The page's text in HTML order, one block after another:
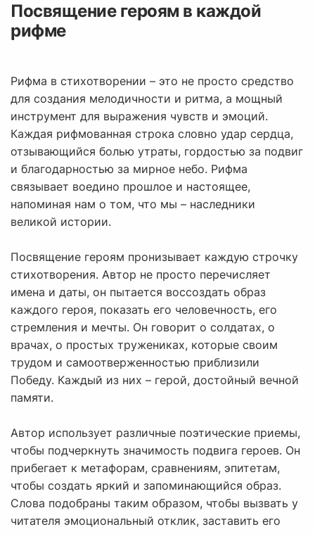
Посвящение героям в каждой
рифме
Рифма в стихотворении – это не просто средство
для создания мелодичности и ритма, а мощный
инструмент для выражения чувств и эмоций.
Каждая рифмованная строка словно удар сердца,
отзывающийся болью утраты, гордостью за подвиг
и благодарностью за мирное небо. Рифма
связывает воедино прошлое и настоящее,
напоминая нам о том, что мы – наследники
великой истории.
Посвящение героям пронизывает каждую строчку
стихотворения. Автор не просто перечисляет
имена и даты, он пытается воссоздать образ
каждого героя, показать его человечность, его
стремления и мечты. Он говорит о солдатах, о
врачах, о простых тружениках, которые своим
трудом и самоотверженностью приблизили
Победу. Каждый из них – герой, достойный вечной
памяти.
Автор использует различные поэтические приемы,
чтобы подчеркнуть значимость подвига героев. Он
прибегает к метафорам, сравнениям, эпитетам,
чтобы создать яркий и запоминающийся образ.
Слова подобраны таким образом, чтобы вызвать у
читателя эмоциональный отклик, заставить его